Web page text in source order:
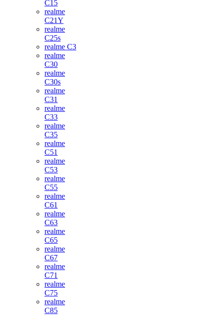
C15
realme
C21Y
realme
C25s
realme C3
realme
C30
realme
C30s
realme
C31
realme
C33
realme
C35
realme
C51
realme
C53
realme
C55
realme
C61
realme
C63
realme
C65
realme
C67
realme
C71
realme
C75
realme
C85